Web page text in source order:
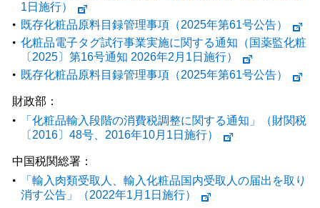
1日施行）
既存化粧品原料目録管理事項（2025年第61号公告）
化粧品電子タグ試行事業実施に関する通知（国薬監化粧
〔2025〕第16号通知 2026年2月1日施行）
既存化粧品原料目録管理事項（2025年第61号公告）
財政部：
「化粧品輸入段階の消費税調整に関する通知」（財関税
〔2016〕48号、2016年10月1日施行）
中国税関総署：
「輸入肉類受取人、輸入化粧品国内受取人の届出を取り
消す公告」（2022年1月1日施行）